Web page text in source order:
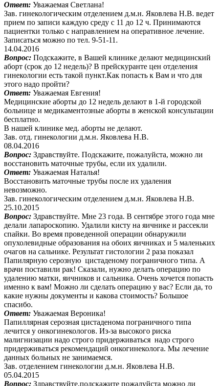
Ответ: Уважаемая Светлана!
Зав. гинекологическим отделением д.м.н. Яковлева Н.В. ведет
прием по записи каждую среду с 11 до 12 ч. Принимаются
пациентки только с направлением на оперативное лечение.
Записаться можно по тел. 9-51-11.
14.04.2016
Вопрос: Подскажите, в Вашей клинике делают медицинский
аборт (срок до 12 недель)? В прейскуранте цен отделения
гинекологии есть такой пункт.Как попасть к Вам и что для
этого надо пройти?
Ответ: Уважаемая Евгения!
Медицинские аборты до 12 недель делают в 1-й городской
больнице и медикаментозные аборты в женской консультации
бесплатно.
В нашей клинике мед. аборты не делают.
Зав. отд. гинекологии д.м.н. Яковлева Н.В.
08.04.2016
Вопрос: Здравствуйте. Подскажите, пожалуйста, можно ли
восстановить маточные трубы, если их удалили.
Ответ: Уважаемая Наталья!
Восстановить маточные трубы после их удаления
невозможно.
Зав. гинекологическим отделением д.м.н. Яковлева Н.В.
25.10.2015
Вопрос: Здравствуйте. Мне 23 года. В сентябре этого года мне
делали лапароскопию. Удалили кисту на яичнике и рассекли
спайки. Во время проведенной операции обнаружили
опухолевидные образования на обоих яичниках и 5 маленьких
очагов на сальнике. Результат гистологии 2 раза показал
Папилярную серозную цистаденому пограничного типа. А
врачи поставили рак! Сказали, нужно делать операцию по
удалению матки, яичников и сальника. Очень хочется попасть
именно к вам! Можно ли сделать операцию у вас? Если да, то
какие нужны документы и какова стоимость? Большое
спасибо.
Ответ: Уважаемая Вероника!
Папиллярная серозная цистаденома пограничного типа
лечится у онкогинекологов. Из-за высокого риска
малигнизации надо строго придерживаться надо строго
придерживаться рекомендаций онкогинеколога. Мы лечение
данных больных не занимаемся.
Зав. отделением гинекологии д.м.н. Яковлева Н.В.
05.04.2015
Вопрос: Здравствуйте,подскажите пожалуйста можно ли